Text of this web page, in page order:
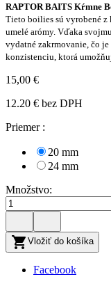
RAPTOR BAITS Kŕmne
Tieto boilies sú vyrobené
umelé arómy. Vďaka
vydatné zakrmovanie, čo
konzistenciu, ktorá
15,00 €
12.20 € bez DPH
Priemer :
20 mm
24 mm
Množstvo:
 Vložiť do košíka
Facebook